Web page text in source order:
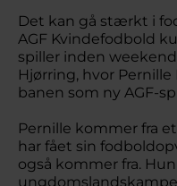
Det kan gå stærkt i
AGF Kvindefodbold
spiller inden
Hjørring, hvor
banen som ny AGF-
Pernille kommer fra
har fået sin
også kommer fra.